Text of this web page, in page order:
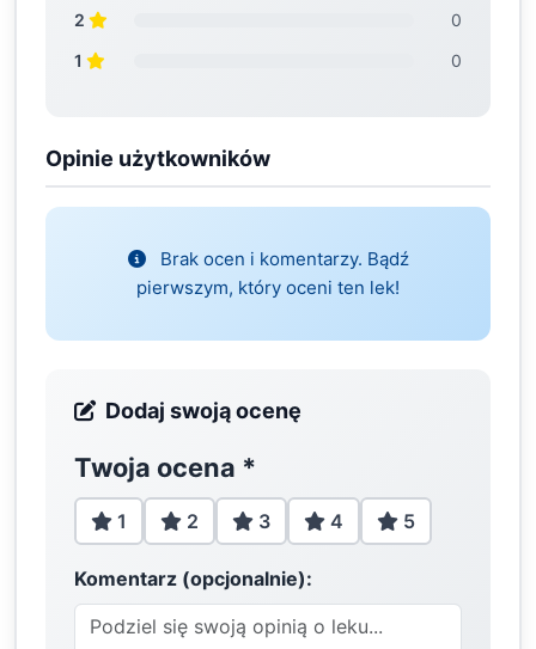
2
0
1
0
Opinie użytkowników
Brak ocen i komentarzy. Bądź
pierwszym, który oceni ten lek!
Dodaj swoją ocenę
Twoja ocena *
1 2 3 4 5
Komentarz (opcjonalnie):